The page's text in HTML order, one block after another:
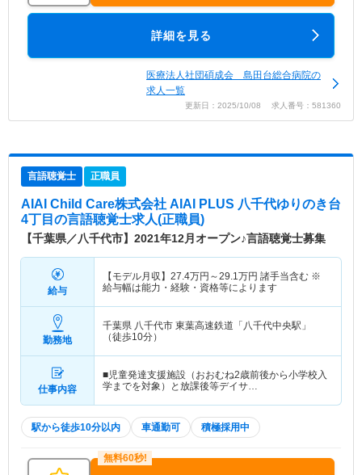
詳細を見る
医療法人社団碩成会 島田台総合病院の
求人一覧
更新日：2025/10/08 求人番号：581360
言語聴覚士 正職員
AIAI Child Care株式会社 AIAI PLUS 八千代ゆりのき台
4丁目 の言語聴覚士求人(正職員)
【千葉県／八千代市】2021年12月オープン♪言語聴覚士募集
給与
【モデル月収】 27.4万円～29.1万円 諸手当含む ※
給与幅は能力・経験・資格等によります
勤務地
千葉県 八千代市 東葉高速鉄道「八千代中央駅」
（徒歩10分）
仕事内容
■児童発達支援施設（おおむね2歳前後から小学校入
学までを対象）と放課後等デイサ…
駅から徒歩10分以内 車通勤可 積極採用中